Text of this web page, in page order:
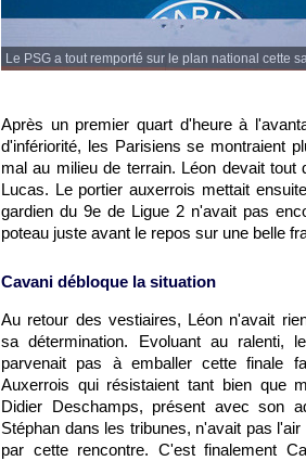
Le PSG a tout remporté sur le plan national cette
Après un premier quart d'heure à
d'infériorité, les Parisiens se montraient
mal au milieu de terrain. Léon devait
Lucas. Le portier auxerrois mettait
gardien du 9e de Ligue 2 n'avait pas
poteau juste avant le repos sur une belle
Cavani débloque la situation
Au retour des vestiaires, Léon n'avait
sa détermination. Evoluant au ralenti,
parvenait pas à emballer cette finale
Auxerrois qui résistaient tant bien que
Didier Deschamps, présent avec son
Stéphan dans les tribunes, n'avait pas l'air
par cette rencontre. C'est finalement